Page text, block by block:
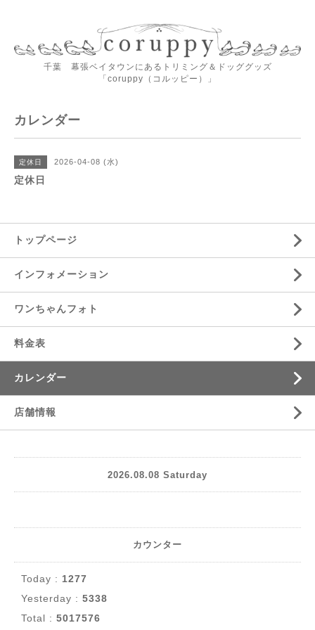
千葉 幕張ベイタウンにあるトリミング＆ドッググッズ
「coruppy（コルッピー）」
カレンダー
定休日 2026-04-08 (水)
定休日
トップページ
インフォメーション
ワンちゃんフォト
料金表
カレンダー
店舗情報
2026.08.08 Saturday
カウンター
Today : 1277
Yesterday : 5338
Total : 5017576